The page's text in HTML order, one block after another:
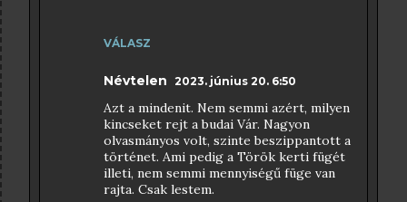
VÁLASZ
Névtelen 2023. június 20. 6:50
Azt a mindenit. Nem semmi azért, milyen
kincseket rejt a budai Vár. Nagyon
olvasmányos volt, szinte beszippantott a
történet. Ami pedig a Török kerti fügét
illeti, nem semmi mennyiségű füge van
rajta. Csak lestem.